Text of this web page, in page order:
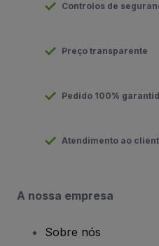
Controlos de
Preço transparente
Pedido 100%
Atendimento ao
A nossa empresa
Sobre nós